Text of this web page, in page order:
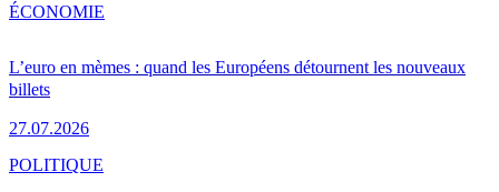
L’euro en mèmes : quand les Européens détournent les nouveaux
billets
27.07.2026
ÉCONOMIE
POLITIQUE